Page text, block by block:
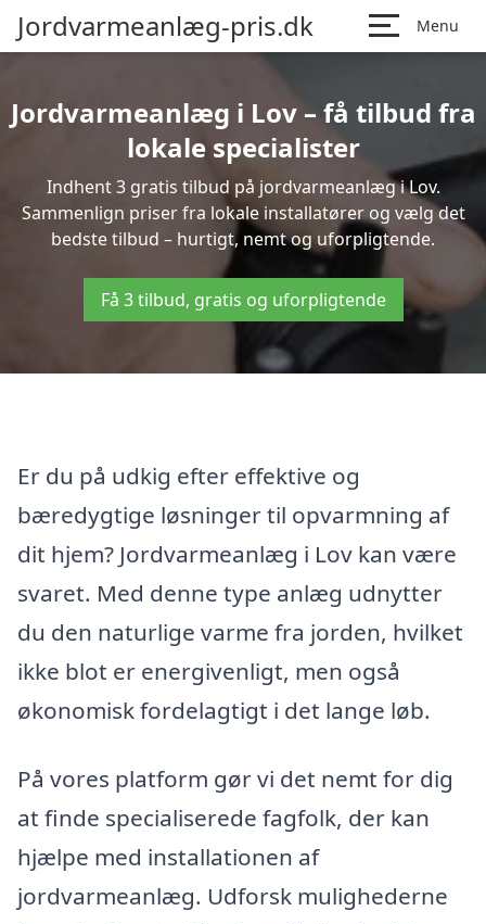
Jordvarmeanlæg-pris.dk Menu
Jordvarmeanlæg i Lov – få tilbud fra
lokale specialister
Indhent 3 gratis tilbud på jordvarmeanlæg i Lov.
Sammenlign priser fra lokale installatører og vælg det
bedste tilbud – hurtigt, nemt og uforpligtende.
Få 3 tilbud, gratis og uforpligtende
Er du på udkig efter effektive og
bæredygtige løsninger til opvarmning af
dit hjem? Jordvarmeanlæg i Lov kan være
svaret. Med denne type anlæg udnytter
du den naturlige varme fra jorden, hvilket
ikke blot er energivenligt, men også
økonomisk fordelagtigt i det lange løb.
På vores platform gør vi det nemt for dig
at finde specialiserede fagfolk, der kan
hjælpe med installationen af
jordvarmeanlæg. Udforsk mulighederne